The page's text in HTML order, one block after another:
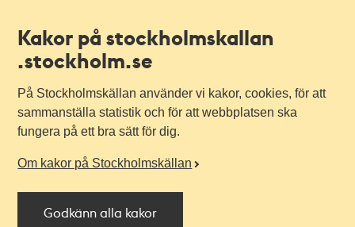
Kakor på stockholmskallan
.stockholm.se
På Stockholmskällan använder vi kakor, cookies, för att
sammanställa statistik och för att webbplatsen ska
fungera på ett bra sätt för dig.
Om kakor på Stockholmskällan
Godkänn alla kakor